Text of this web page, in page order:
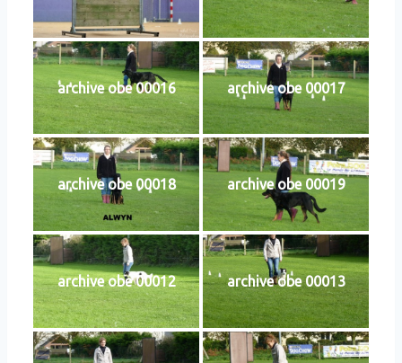
archive obe 00016 archive obe 00017
archive obe 00018 archive obe 00019
archive obe 00012 archive obe 00013